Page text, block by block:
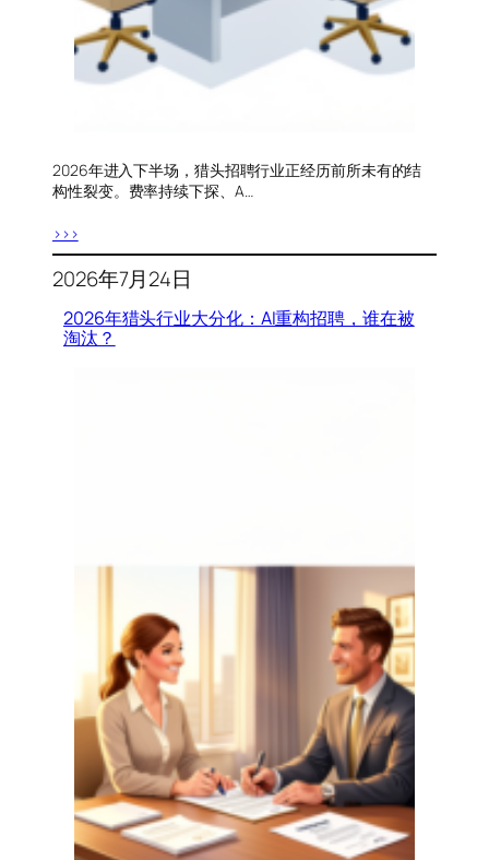
2026年进入下半场，猎头招聘行业正经历前所未有的结
构性裂变。费率持续下探、A…
>>>
2026年7月24日
2026年猎头行业大分化：AI重构招聘，谁在被
淘汰？